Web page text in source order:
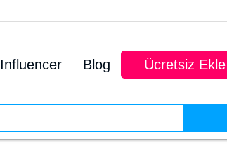
Influencer Blog Ücretsiz Ekle